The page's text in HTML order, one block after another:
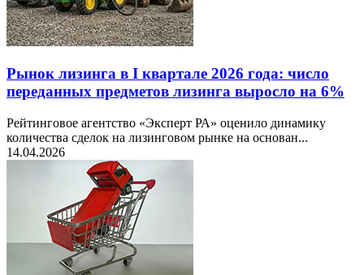
Рынок лизинга в I квартале 2026 года: число
переданных предметов лизинга выросло на 6%
Рейтинговое агентство «Эксперт РА» оценило динамику
количества сделок на лизинговом рынке на основан...
14.04.2026